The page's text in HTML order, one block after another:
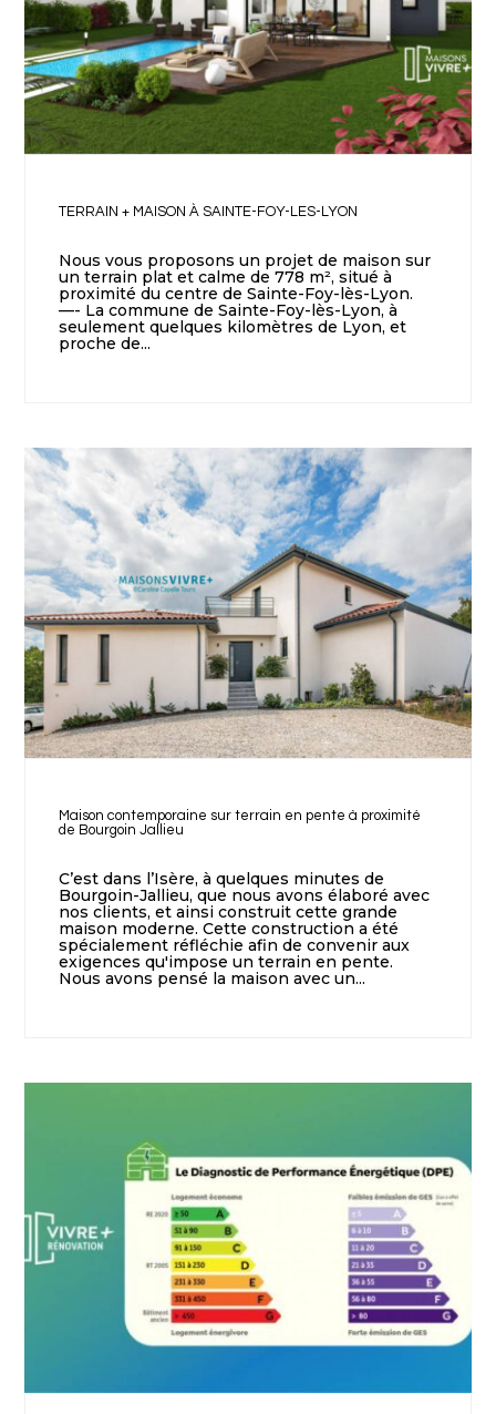
TERRAIN + MAISON À SAINTE-FOY-LES-LYON
Nous vous proposons un projet de maison sur
un terrain plat et calme de 778 m², situé à
proximité du centre de Sainte-Foy-lès-Lyon.
—- La commune de Sainte-Foy-lès-Lyon, à
seulement quelques kilomètres de Lyon, et
proche de...
Maison contemporaine sur terrain en pente à proximité
de Bourgoin Jallieu
C’est dans l’Isère, à quelques minutes de
Bourgoin-Jallieu, que nous avons élaboré avec
nos clients, et ainsi construit cette grande
maison moderne. Cette construction a été
spécialement réfléchie afin de convenir aux
exigences qu'impose un terrain en pente.
Nous avons pensé la maison avec un...